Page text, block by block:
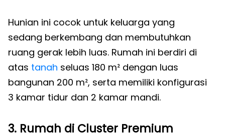
Hunian ini cocok untuk keluarga yang
sedang berkembang dan membutuhkan
ruang gerak lebih luas. Rumah ini berdiri di
atas tanah seluas 180 m² dengan luas
bangunan 200 m², serta memiliki konfigurasi
3 kamar tidur dan 2 kamar mandi.
3. Rumah di Cluster Premium